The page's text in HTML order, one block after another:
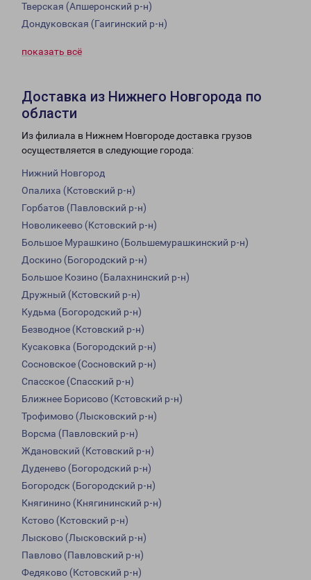
Тверская (Апшеронский р-н)
Дондуковская (Гаигинский р-н)
показать всё
Доставка из Нижнего Новгорода по
области
Из филиала в Нижнем Новгороде доставка грузов
осуществляется в следующие города:
Нижний Новгород
Опалиха (Кстовский р-н)
Горбатов (Павловский р-н)
Новоликеево (Кстовский р-н)
Большое Мурашкино (Большемурашкинский р-н)
Доскино (Богородский р-н)
Большое Козино (Балахнинский р-н)
Дружный (Кстовский р-н)
Кудьма (Богородский р-н)
Безводное (Кстовский р-н)
Кусаковка (Богородский р-н)
Сосновское (Сосновский р-н)
Спасское (Спасский р-н)
Ближнее Борисово (Кстовский р-н)
Трофимово (Лысковский р-н)
Ворсма (Павловский р-н)
Ждановский (Кстовский р-н)
Дуденево (Богородский р-н)
Богородск (Богородский р-н)
Княгинино (Княгининский р-н)
Кстово (Кстовский р-н)
Лысково (Лысковский р-н)
Павлово (Павловский р-н)
Федяково (Кстовский р-н)